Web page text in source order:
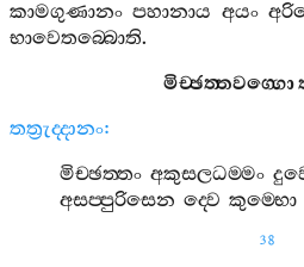
කාමගුණානං පහානාය අයං
භාවෙතබ‍්බොති.
මිච‍්ඡත‍්තවග‍්ගො
තත්‍රුද‍්දානං:
මිච‍්ඡත‍්තං අකුසලධම‍්මං
අසප‍්පුරිසෙන ද‍්වෙ කුම‍්භො
38